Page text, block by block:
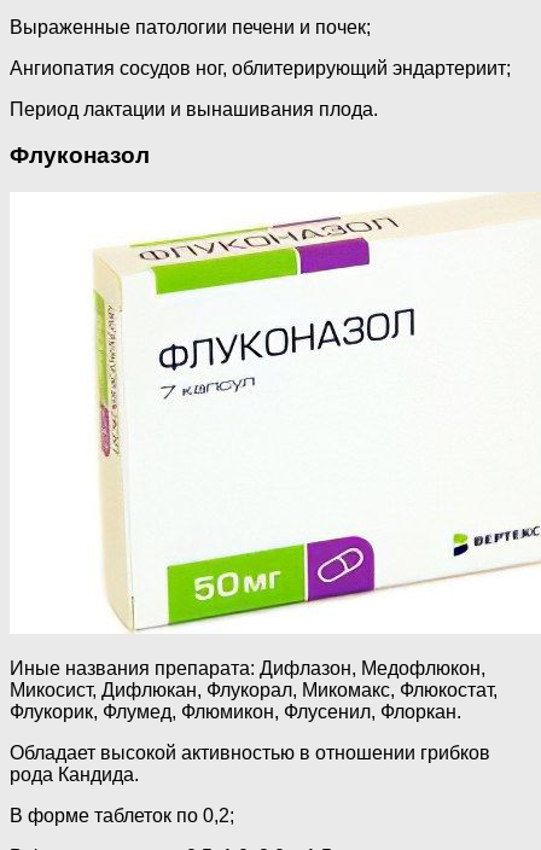
Выраженные патологии печени и почек;
Ангиопатия сосудов ног, облитерирующий эндартериит;
Период лактации и вынашивания плода.
Флуконазол
Иные названия препарата: Дифлазон, Медофлюкон,
Микосист, Дифлюкан, Флукорал, Микомакс, Флюкостат,
Флукорик, Флумед, Флюмикон, Флусенил, Флоркан.
Обладает высокой активностью в отношении грибков
рода Кандида.
В форме таблеток по 0,2;